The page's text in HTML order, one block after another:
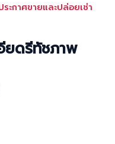
ะกาศขายและปล่อยเช่า
ยดรีทัชภาพ